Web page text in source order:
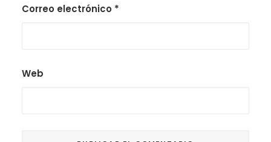
Correo electrónico *
Web